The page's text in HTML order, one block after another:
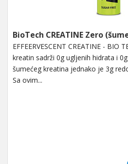
BioTech CREATINE Zero
EFFEERVESCENT CREATINE - BIO
kreatin sadrži 0g ugljenih hidrata i
šumećeg kreatina jednako je 3g
Sa ovim...